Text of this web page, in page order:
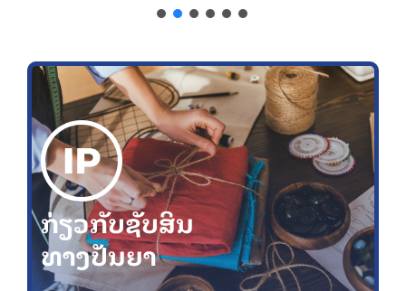
ຂໍ້ມູນ ແລະ ບໍລິການອອນລາຍ
ກ່ຽວກັບ ກປຊ
ກ່ຽວກັບຊັບສິນ
ທາງປັນຍາ